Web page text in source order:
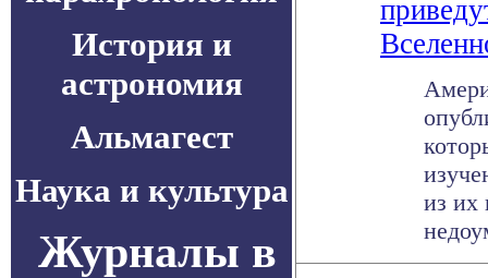
История и
астрономия
Альмагест
Наука и культура
Журналы в
из их